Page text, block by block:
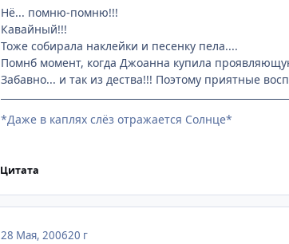
Нё... помню-помню!!!
Кавайный!!!
Тоже собирала наклейки и песенку пела....
Помнб момент, когда Джоанна купила
Забавно... и так из дества!!! Поэтому приятные
*Даже в каплях слёз отражается Солнце*
Цитата
28 Мая, 200620 г